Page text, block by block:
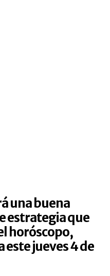
una buena
estrategia que
horóscopo,
este jueves 4 de